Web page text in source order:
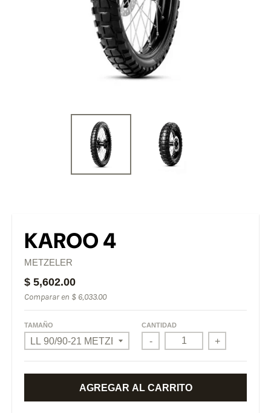
KAROO 4
METZELER
$ 5,602.00
Comparar en $ 6,033.00
TAMAÑO CANTIDAD
- +
AGREGAR AL CARRITO